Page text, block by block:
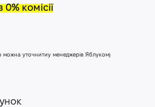
комісії
можна уточнитиу менеджерів Яблуком)